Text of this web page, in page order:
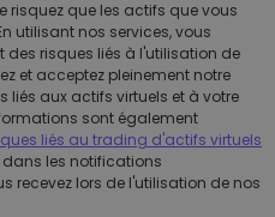
risquez que les actifs que vous
utilisant nos services, vous
des risques liés à l'utilisation de
et acceptez pleinement notre
liés aux actifs virtuels et à votre
sont également
liés au trading d'actifs virtuels
dans les notifications
recevez lors de l'utilisation de nos